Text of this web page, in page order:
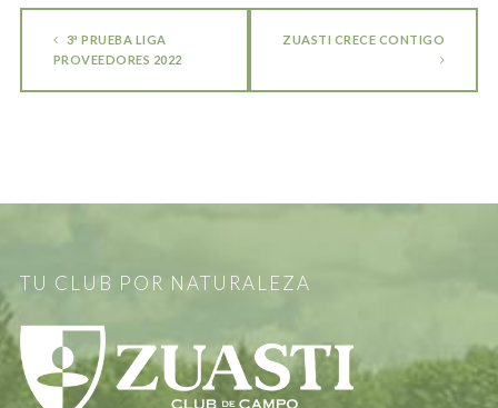
3ª PRUEBA LIGA
PROVEEDORES 2022
ZUASTI CRECE CONTIGO
TU CLUB POR NATURALEZA